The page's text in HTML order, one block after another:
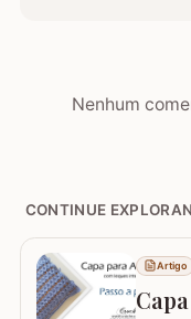
Nenhum
CONTINUE
Artigo